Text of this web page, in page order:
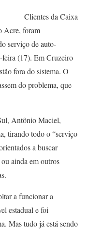
Clientes da Caixa
Acre, foram
serviço de auto-
feira (17). Em Cruzeiro
fora do sistema. O
do problema, que
Antônio Maciel,
tirando todo o “serviço
a buscar
ainda em outros
a funcionar a
estadual e foi
Mas tudo já está sendo